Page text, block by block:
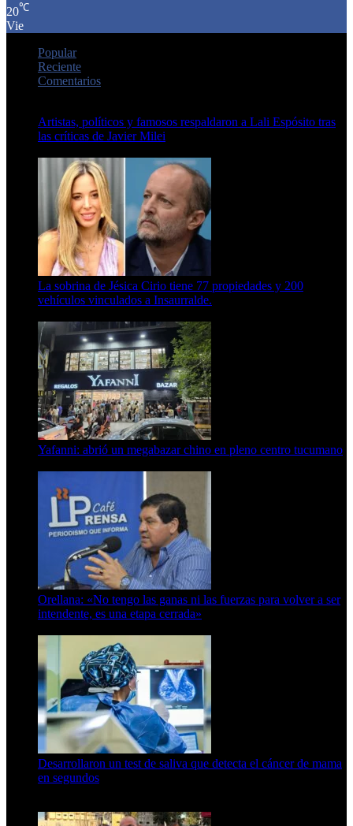
20℃
Vie
Popular
Reciente
Comentarios
Artistas, políticos y famosos respaldaron a Lali Espósito tras
las críticas de Javier Milei
La sobrina de Jésica Cirio tiene 77 propiedades y 200
vehículos vinculados a Insaurralde.
Yafanni: abrió un megabazar chino en pleno centro tucumano
Orellana: «No tengo las ganas ni las fuerzas para volver a ser
intendente, es una etapa cerrada»
Desarrollaron un test de saliva que detecta el cáncer de mama
en segundos